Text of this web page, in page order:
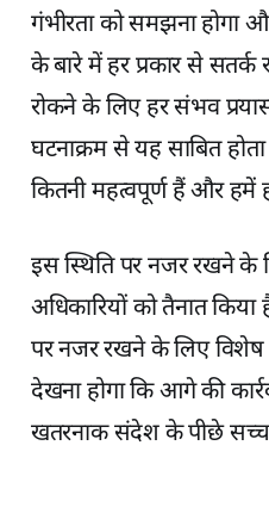
गंभीरता को समझना होगा
के बारे में हर प्रकार से सतर्क
रोकने के लिए हर संभव
घटनाक्रम से यह साबित
कितनी महत्वपूर्ण हैं और हमें
इस स्थिति पर नजर रखने के
अधिकारियों को तैनात
पर नजर रखने के लिए विशेष
देखना होगा कि आगे की
खतरनाक संदेश के पीछे